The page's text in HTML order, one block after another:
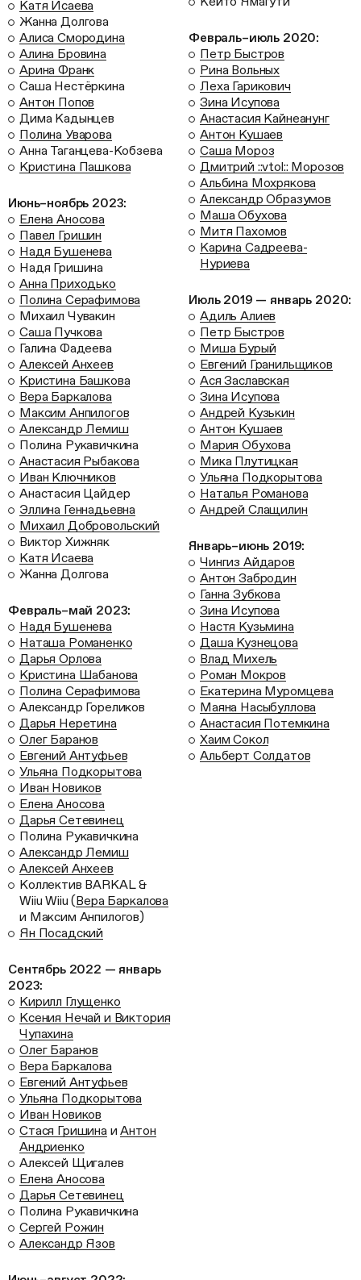
Катя Исаева
Жанна Долгова
Алиса Смородина
Алина Бровина
Арина Франк
Саша Нестёркина
Антон Попов
Дима Кадынцев
Полина Уварова
Анна Таганцева-Кобзева
Кристина Пашкова
Июнь–ноябрь 2023:
Елена Аносова
Павел Гришин
Надя Бушенева
Надя Гришина
Анна Приходько
Полина Серафимова
Михаил Чувакин
Саша Пучкова
Галина Фадеева
Алексей Анхеев
Кристина Башкова
Вера Баркалова
Максим Анпилогов
Александр Лемиш
Полина Рукавичкина
Анастасия Рыбакова
Иван Ключников
Анастасия Цайдер
Эллина Геннадьевна
Михаил Добровольский
Виктор Хижняк
Катя Исаева
Жанна Долгова
Февраль–май 2023:
Надя Бушенева
Наташа Романенко
Дарья Орлова
Кристина Шабанова
Полина Серафимова
Александр Гореликов
Дарья Неретина
Олег Баранов
Евгений Антуфьев
Ульяна Подкорытова
Иван Новиков
Елена Аносова
Дарья Сетевинец
Полина Рукавичкина
Александр Лемиш
Алексей Анхеев
Коллектив BARKAL &
Wiiu Wiiu (Вера Баркалова
и Максим Анпилогов)
Ян Посадский
Сентябрь 2022 — январь
2023:
Кирилл Глущенко
Ксения Нечай и Виктория
Чупахина
Олег Баранов
Вера Баркалова
Евгений Антуфьев
Ульяна Подкорытова
Иван Новиков
Стася ГришинаиАнтон
Андриенко
Алексей Щигалев
Елена Аносова
Дарья Сетевинец
Полина Рукавичкина
Сергей Рожин
Александр Язов
Февраль–июль 2020:
Петр Быстров
Рина Вольных
Леха Гарикович
Зина Исупова
Анастасия Кайнеанунг
Антон Кушаев
Саша Мороз
Дмитрий ::vtol:: Морозов
Альбина Мохрякова
Александр Образумов
Маша Обухова
Митя Пахомов
Карина Садреева-
Нуриева
Июль 2019 — январь 2020:
Адиль Алиев
Петр Быстров
Миша Бурый
Евгений Гранильщиков
Ася Заславская
Зина Исупова
Андрей Кузькин
Антон Кушаев
Мария Обухова
Мика Плутицкая
Ульяна Подкорытова
Наталья Романова
Андрей Слащилин
Январь–июнь 2019:
Чингиз Айдаров
Антон Забродин
Ганна Зубкова
Зина Исупова
Настя Кузьмина
Даша Кузнецова
Влад Михель
Роман Мокров
Екатерина Муромцева
Маяна Насыбуллова
Анастасия Потемкина
Хаим Сокол
Альберт Солдатов